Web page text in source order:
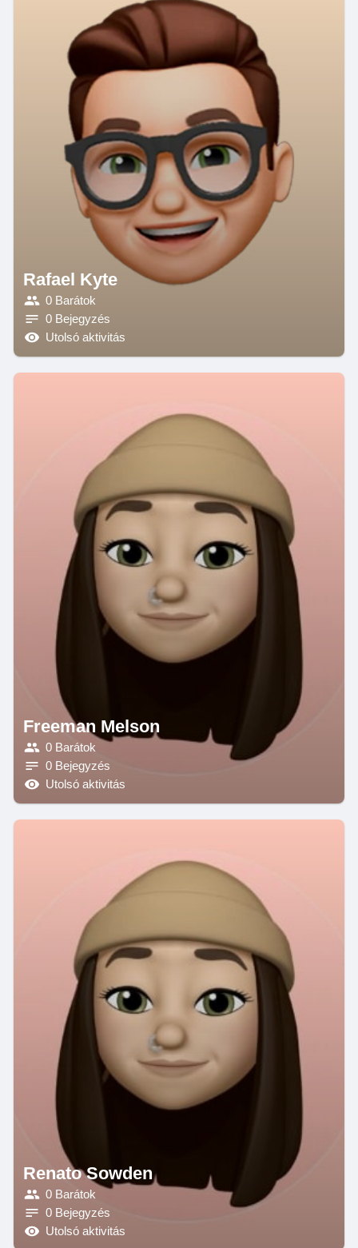
Rafael Kyte
0 Barátok
0 Bejegyzés
Utolsó aktivitás
Freeman Melson
0 Barátok
0 Bejegyzés
Utolsó aktivitás
Renato Sowden
0 Barátok
0 Bejegyzés
Utolsó aktivitás